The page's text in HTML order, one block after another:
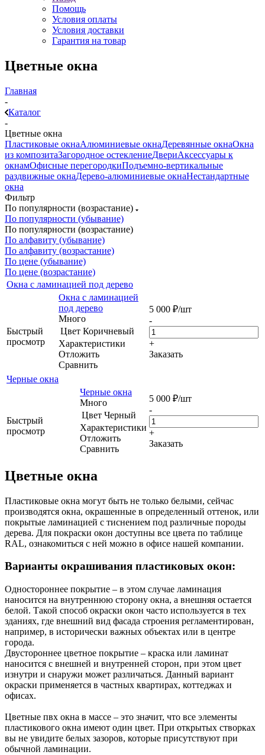
Помощь
Условия оплаты
Условия доставки
Гарантия на товар
Цветные окна
Главная
-
Каталог
-
Цветные окна
Пластиковые окнаАлюминиевые окнаДеревянные окнаОкна
из композитаЗагородное остеклениеДвериАксессуары к
окнамОфисные перегородкиПодъемно-вертикальные
раздвижные окнаДерево-алюминиевые окнаНестандартные
окна
Фильтр
По популярности (возрастание)
По популярности (убывание)
По популярности (возрастание)
По алфавиту (убывание)
По алфавиту (возрастание)
По цене (убывание)
По цене (возрастание)
Окна с ламинацией под дерево
Быстрый
просмотр
Окна с ламинацией
под дерево
Много
Цвет Коричневый
Характеристики
Отложить
Сравнить
5 000 ₽/шт
-
+
Заказать
Черные окна
Быстрый
просмотр
Черные окна
Много
Цвет Черный
Характеристики
Отложить
Сравнить
5 000 ₽/шт
-
+
Заказать
Цветные окна
Пластиковые окна могут быть не только белыми, сейчас
производятся окна, окрашенные в определенный оттенок, или
покрытые ламинацией с тиснением под различные породы
дерева. Для покраски окон доступны все цвета по таблице
RAL, ознакомиться с ней можно в офисе нашей компании.
Варианты окрашивания пластиковых окон:
Одностороннее покрытие – в этом случае ламинация
наносится на внутреннюю сторону окна, а внешняя остается
белой. Такой способ окраски окон часто используется в тех
зданиях, где внешний вид фасада строения регламентирован,
например, в исторически важных объектах или в центре
города.
Двустороннее цветное покрытие – краска или ламинат
наносится с внешней и внутренней сторон, при этом цвет
изнутри и снаружи может различаться. Данный вариант
окраски применяется в частных квартирах, коттеджах и
офисах.
Цветные пвх окна в массе – это значит, что все элементы
пластикового окна имеют один цвет. При открытых створках
вы не увидите белых зазоров, которые присутствуют при
обычной ламинации.